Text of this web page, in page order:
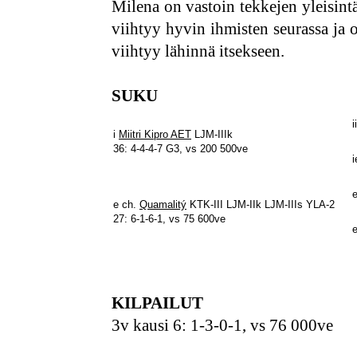
Milena on vastoin tekkejen
viihtyy hyvin ihmisten seurassa ja
viihtyy lähinnä itsekseen.
SUKU
i Miitri Kipro AET LJM-IIIk
36: 4-4-4-7 G3, vs 200 500ve
e ch. Quamalitý KTK-III LJM-IIk LJM-IIIs YLA-2
27: 6-1-6-1, vs 75 600ve
KILPAILUT
3v kausi 6: 1-3-0-1, vs 76 000ve